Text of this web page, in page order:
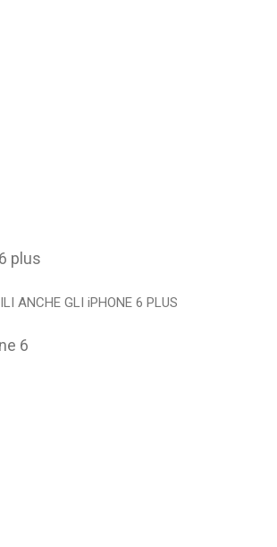
plus
ANCHE GLI iPHONE 6 PLUS
6